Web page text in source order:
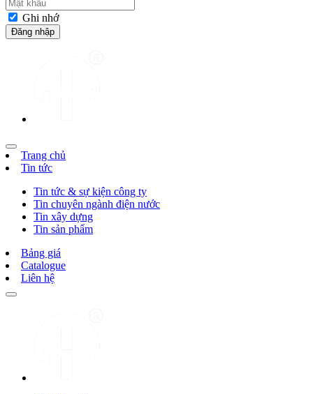
Ghi nhớ
Trang chủ
Tin tức
Tin tức & sự kiện công ty
Tin chuyên ngành điện nước
Tin xây dựng
Tin sản phẩm
Bảng giá
Catalogue
Liên hệ